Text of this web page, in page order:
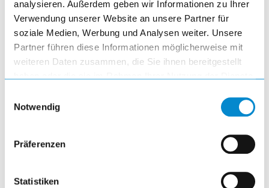
analysieren. Außerdem geben wir Informationen zu Ihrer
Verwendung unserer Website an unsere Partner für
soziale Medien, Werbung und Analysen weiter. Unsere
Partner führen diese Informationen möglicherweise mit
weiteren Daten zusammen, die Sie ihnen bereitgestellt
Notwendig
Präferenzen
Statistiken
Arbeitsplatzsysteme move
visibility